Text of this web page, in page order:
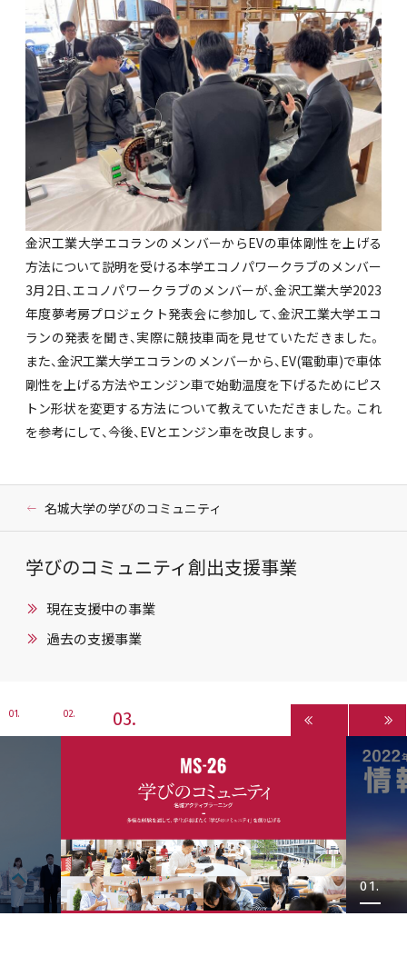
金沢工業大学エコランのメンバーからEVの車体剛性を上げる
方法について説明を受ける本学エコノパワークラブのメンバー
3月2日、エコノパワークラブのメンバーが、金沢工業大学2023
年度夢考房プロジェクト発表会に参加して、金沢工業大学エコ
ランの発表を聞き、実際に競技車両を見せていただきました。
また、金沢工業大学エコランのメンバーから、EV(電動車)で車体
剛性を上げる方法やエンジン車で始動温度を下げるためにピス
トン形状を変更する方法について教えていただきました。これ
を参考にして、今後、EVとエンジン車を改良します。
名城大学の学びのコミュニティ
学びのコミュニティ創出支援事業
現在支援中の事業
過去の支援事業
1 2 3